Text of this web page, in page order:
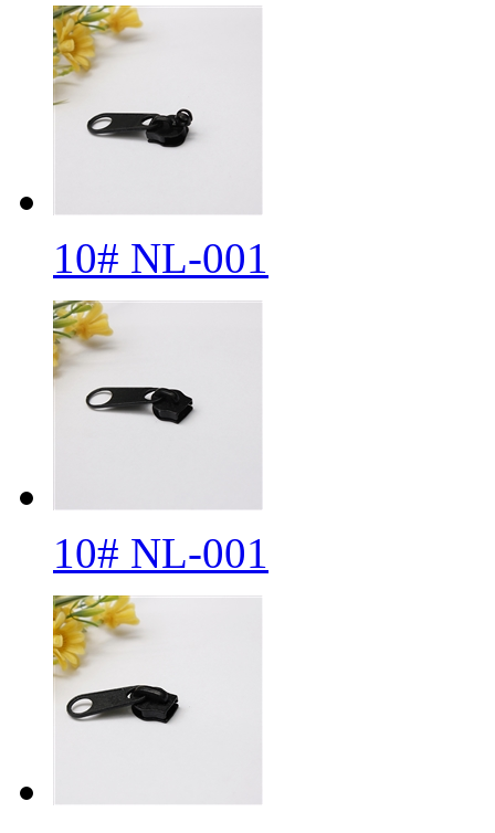
10# NL-001
10# NL-001